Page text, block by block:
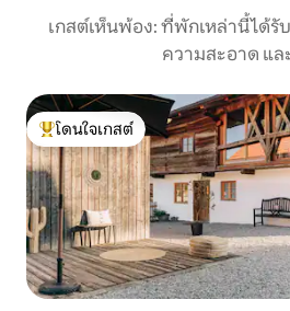
เกสต์เห็นพ้อง: ที่พักเหล่านี้ได้รั
ความสะอาด แล
โดนใจเกสต์ที่สุด
โดนใจเกสต์